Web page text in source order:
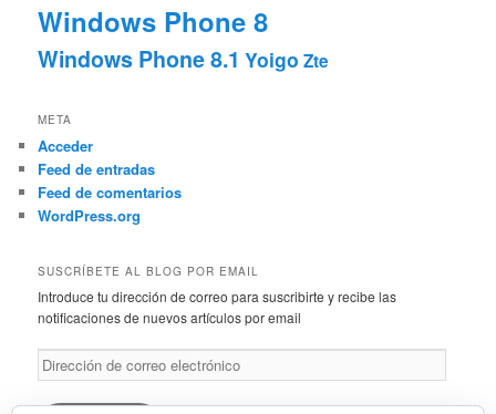
Windows Phone 8
Windows Phone 8.1 Yoigo Zte
META
Acceder
Feed de entradas
Feed de comentarios
WordPress.org
SUSCRÍBETE AL BLOG POR EMAIL
Introduce tu dirección de correo para suscribirte y recibe las
notificaciones de nuevos artículos por email
Dirección
de
correo